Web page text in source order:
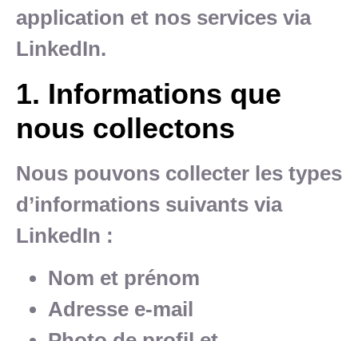
application et nos services via
LinkedIn.
1. Informations que
nous collectons
Nous pouvons collecter les types
d’informations suivants via
LinkedIn :
Nom et prénom
Adresse e-mail